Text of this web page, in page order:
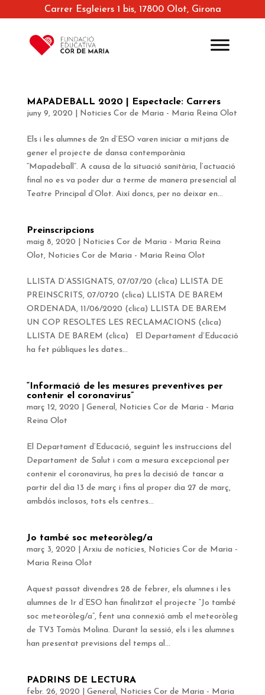
Carrer Esgleiers 1 bis, 17800 Olot, Girona
MAPADEBALL 2020 | Espectacle: Carrers
juny 9, 2020 Noticies Cor de Maria - Maria Reina Olot
Els i les alumnes de 2n d’ESO varen iniciar a mitjans de
gener el projecte de dansa contemporània
“Mapadeball”. A causa de la situació sanitària, l’actuació
final no es va poder dur a terme de manera presencial al
Teatre Principal d’Olot. Així doncs, per no deixar en...
Preinscripcions
maig 8, 2020
Noticies Cor de Maria - Maria Reina
Olot, Noticies Cor de Maria - Maria Reina Olot
LLISTA D’ASSIGNATS, 07/07/20 (clica) LLISTA DE
PREINSCRITS, 07/0720 (clica) LLISTA DE BAREM
ORDENADA, 11/06/2020 (clica) LLISTA DE BAREM
UN COP RESOLTES LES RECLAMACIONS (clica)
LLISTA DE BAREM (clica) El Departament d’Educació
ha fet públiques les dates...
“Informació de les mesures preventives per
contenir el coronavirus”
març 12, 2020 General, Noticies Cor de Maria - Maria
Reina Olot
El Departament d’Educació, seguint les instruccions del
Departament de Salut i com a mesura excepcional per
contenir el coronavirus, ha pres la decisió de tancar a
partir del dia 13 de març i fins al proper dia 27 de març,
ambdós inclosos, tots els centres...
Jo també soc meteoròleg/a
març 3, 2020 Arxiu de notícies, Noticies Cor de Maria -
Maria Reina Olot
Aquest passat divendres 28 de febrer, els alumnes i les
alumnes de 1r d’ESO han finalitzat el projecte “Jo també
soc meteoròleg/a”, fent una connexió amb el meteoròleg
de TV3 Tomàs Molina. Durant la sessió, els i les alumnes
han presentat previsions del temps al...
PADRINS DE LECTURA
febr. 26, 2020 General, Noticies Cor de Maria - Maria